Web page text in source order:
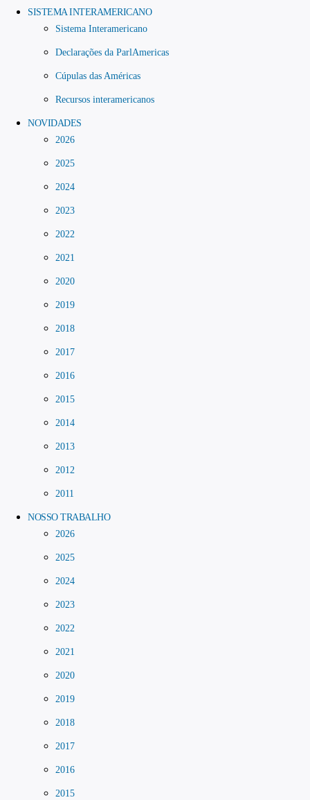
SISTEMA INTERAMERICANO
Sistema Interamericano
Declarações da ParlAmericas
Cúpulas das Américas
Recursos interamericanos
NOVIDADES
2026
2025
2024
2023
2022
2021
2020
2019
2018
2017
2016
2015
2014
2013
2012
2011
NOSSO TRABALHO
2026
2025
2024
2023
2022
2021
2020
2019
2018
2017
2016
2015